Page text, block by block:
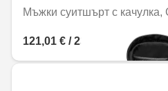
Мъжки суитшърт с качулка,
121,01 € / 236,67 лв.